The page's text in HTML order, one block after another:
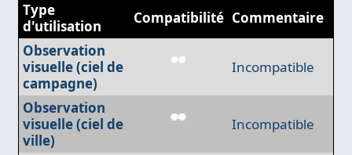
Type
d'utilisation
Compatibilité Commentaire
Observation
visuelle (ciel de
campagne)
Incompatible
Observation
visuelle (ciel de
ville)
Incompatible